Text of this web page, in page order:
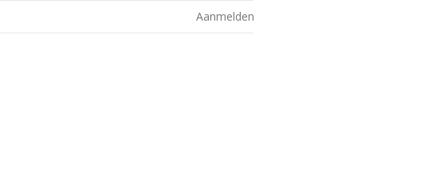
Aanmelden